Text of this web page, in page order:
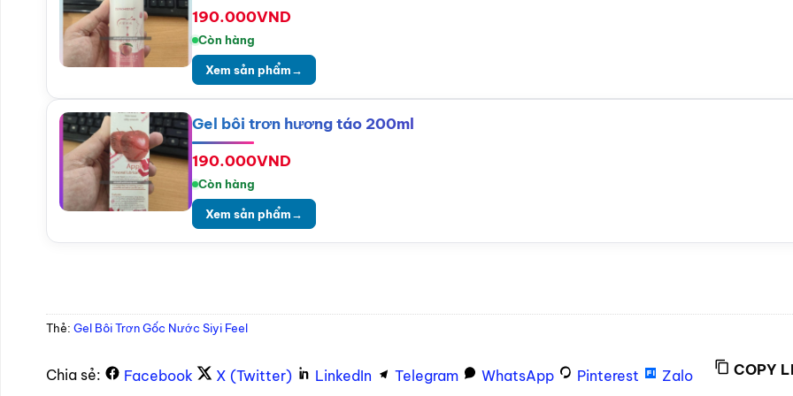
190.000VND
Còn hàng
Xem sản phẩm→
Gel bôi trơn hương táo 200ml
190.000VND
Còn hàng
Xem sản phẩm→
Thẻ: Gel Bôi Trơn Gốc Nước Siyi Feel
Chia sẻ: Facebook X (Twitter) LinkedIn Telegram WhatsApp Pinterest Zalo COPY